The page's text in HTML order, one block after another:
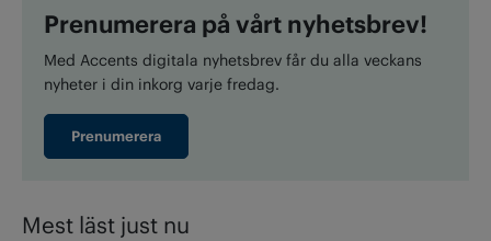
Prenumerera på vårt nyhetsbrev!
Med Accents digitala nyhetsbrev får du alla veckans
nyheter i din inkorg varje fredag.
Prenumerera
Mest läst just nu